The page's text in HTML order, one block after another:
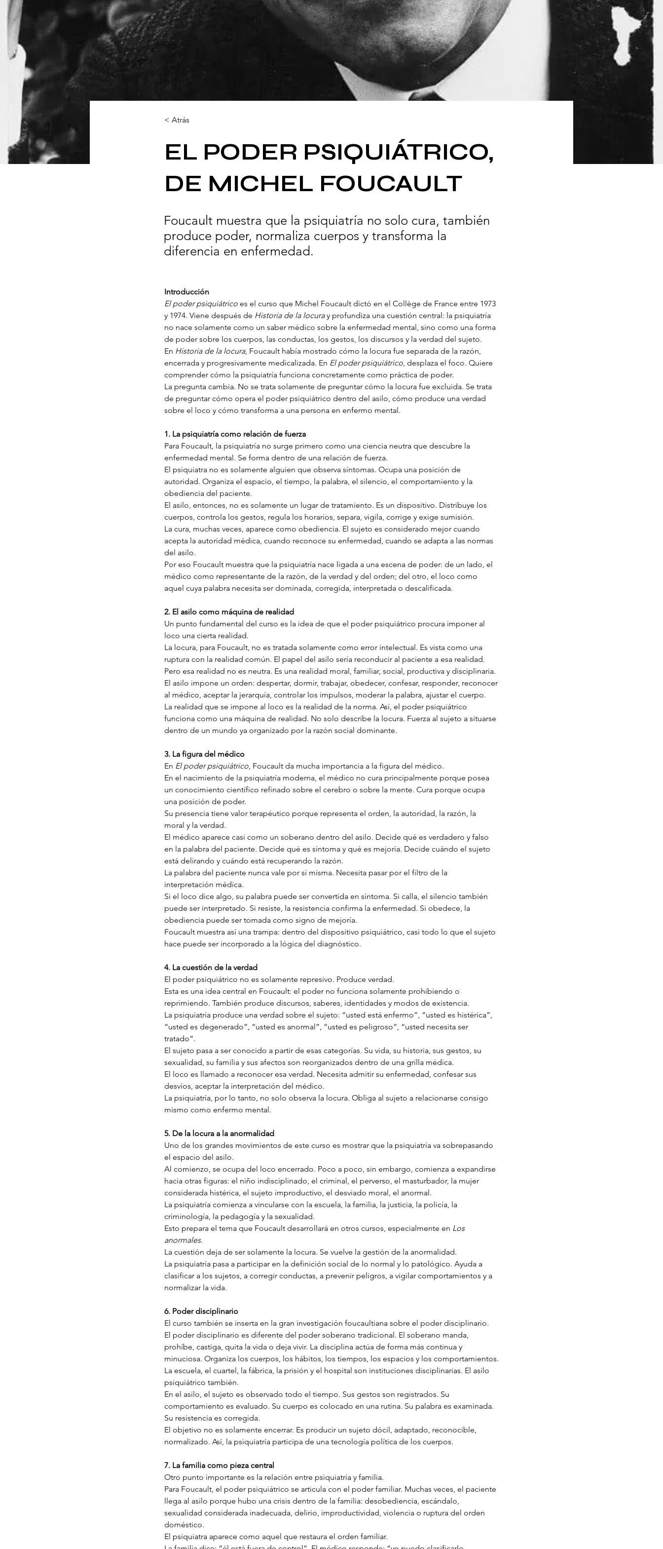
< Atrás
EL PODER PSIQUIÁTRICO,
DE MICHEL FOUCAULT
Foucault muestra que la psiquiatría no solo cura, también
produce poder, normaliza cuerpos y transforma la
diferencia en enfermedad.
Introducción
El poder psiquiátrico es el curso que Michel Foucault dictó en el Collège de France entre 1973
y 1974. Viene después de Historia de la locura y profundiza una cuestión central: la psiquiatría
no nace solamente como un saber médico sobre la enfermedad mental, sino como una forma
de poder sobre los cuerpos, las conductas, los gestos, los discursos y la verdad del sujeto.
En Historia de la locura, Foucault había mostrado cómo la locura fue separada de la razón,
encerrada y progresivamente medicalizada. En El poder psiquiátrico, desplaza el foco. Quiere
comprender cómo la psiquiatría funciona concretamente como práctica de poder.
La pregunta cambia. No se trata solamente de preguntar cómo la locura fue excluida. Se trata
de preguntar cómo opera el poder psiquiátrico dentro del asilo, cómo produce una verdad
sobre el loco y cómo transforma a una persona en enfermo mental.
1. La psiquiatría como relación de fuerza
Para Foucault, la psiquiatría no surge primero como una ciencia neutra que descubre la
enfermedad mental. Se forma dentro de una relación de fuerza.
El psiquiatra no es solamente alguien que observa síntomas. Ocupa una posición de
autoridad. Organiza el espacio, el tiempo, la palabra, el silencio, el comportamiento y la
obediencia del paciente.
El asilo, entonces, no es solamente un lugar de tratamiento. Es un dispositivo. Distribuye los
cuerpos, controla los gestos, regula los horarios, separa, vigila, corrige y exige sumisión.
La cura, muchas veces, aparece como obediencia. El sujeto es considerado mejor cuando
acepta la autoridad médica, cuando reconoce su enfermedad, cuando se adapta a las normas
del asilo.
Por eso Foucault muestra que la psiquiatría nace ligada a una escena de poder: de un lado, el
médico como representante de la razón, de la verdad y del orden; del otro, el loco como
aquel cuya palabra necesita ser dominada, corregida, interpretada o descalificada.
2. El asilo como máquina de realidad
Un punto fundamental del curso es la idea de que el poder psiquiátrico procura imponer al
loco una cierta realidad.
La locura, para Foucault, no es tratada solamente como error intelectual. Es vista como una
ruptura con la realidad común. El papel del asilo sería reconducir al paciente a esa realidad.
Pero esa realidad no es neutra. Es una realidad moral, familiar, social, productiva y disciplinaria.
El asilo impone un orden: despertar, dormir, trabajar, obedecer, confesar, responder, reconocer
al médico, aceptar la jerarquía, controlar los impulsos, moderar la palabra, ajustar el cuerpo.
La realidad que se impone al loco es la realidad de la norma. Así, el poder psiquiátrico
funciona como una máquina de realidad. No solo describe la locura. Fuerza al sujeto a situarse
dentro de un mundo ya organizado por la razón social dominante.
3. La figura del médico
En El poder psiquiátrico, Foucault da mucha importancia a la figura del médico.
En el nacimiento de la psiquiatría moderna, el médico no cura principalmente porque posea
un conocimiento científico refinado sobre el cerebro o sobre la mente. Cura porque ocupa
una posición de poder.
Su presencia tiene valor terapéutico porque representa el orden, la autoridad, la razón, la
moral y la verdad.
El médico aparece casi como un soberano dentro del asilo. Decide qué es verdadero y falso
en la palabra del paciente. Decide qué es síntoma y qué es mejoría. Decide cuándo el sujeto
está delirando y cuándo está recuperando la razón.
La palabra del paciente nunca vale por sí misma. Necesita pasar por el filtro de la
interpretación médica.
Si el loco dice algo, su palabra puede ser convertida en síntoma. Si calla, el silencio también
puede ser interpretado. Si resiste, la resistencia confirma la enfermedad. Si obedece, la
obediencia puede ser tomada como signo de mejoría.
Foucault muestra así una trampa: dentro del dispositivo psiquiátrico, casi todo lo que el sujeto
hace puede ser incorporado a la lógica del diagnóstico.
4. La cuestión de la verdad
El poder psiquiátrico no es solamente represivo. Produce verdad.
Esta es una idea central en Foucault: el poder no funciona solamente prohibiendo o
reprimiendo. También produce discursos, saberes, identidades y modos de existencia.
La psiquiatría produce una verdad sobre el sujeto: “usted está enfermo”, “usted es histérica”,
“usted es degenerado”, “usted es anormal”, “usted es peligroso”, “usted necesita ser
tratado”.
El sujeto pasa a ser conocido a partir de esas categorías. Su vida, su historia, sus gestos, su
sexualidad, su familia y sus afectos son reorganizados dentro de una grilla médica.
El loco es llamado a reconocer esa verdad. Necesita admitir su enfermedad, confesar sus
desvíos, aceptar la interpretación del médico.
La psiquiatría, por lo tanto, no solo observa la locura. Obliga al sujeto a relacionarse consigo
mismo como enfermo mental.
5. De la locura a la anormalidad
Uno de los grandes movimientos de este curso es mostrar que la psiquiatría va sobrepasando
el espacio del asilo.
Al comienzo, se ocupa del loco encerrado. Poco a poco, sin embargo, comienza a expandirse
hacia otras figuras: el niño indisciplinado, el criminal, el perverso, el masturbador, la mujer
considerada histérica, el sujeto improductivo, el desviado moral, el anormal.
La psiquiatría comienza a vincularse con la escuela, la familia, la justicia, la policía, la
criminología, la pedagogía y la sexualidad.
Esto prepara el tema que Foucault desarrollará en otros cursos, especialmente en Los
anormales.
La cuestión deja de ser solamente la locura. Se vuelve la gestión de la anormalidad.
La psiquiatría pasa a participar en la definición social de lo normal y lo patológico. Ayuda a
clasificar a los sujetos, a corregir conductas, a prevenir peligros, a vigilar comportamientos y a
normalizar la vida.
6. Poder disciplinario
El curso también se inserta en la gran investigación foucaultiana sobre el poder disciplinario.
El poder disciplinario es diferente del poder soberano tradicional. El soberano manda,
prohíbe, castiga, quita la vida o deja vivir. La disciplina actúa de forma más continua y
minuciosa. Organiza los cuerpos, los hábitos, los tiempos, los espacios y los comportamientos.
La escuela, el cuartel, la fábrica, la prisión y el hospital son instituciones disciplinarias. El asilo
psiquiátrico también.
En el asilo, el sujeto es observado todo el tiempo. Sus gestos son registrados. Su
comportamiento es evaluado. Su cuerpo es colocado en una rutina. Su palabra es examinada.
Su resistencia es corregida.
El objetivo no es solamente encerrar. Es producir un sujeto dócil, adaptado, reconocible,
normalizado. Así, la psiquiatría participa de una tecnología política de los cuerpos.
7. La familia como pieza central
Otro punto importante es la relación entre psiquiatría y familia.
Para Foucault, el poder psiquiátrico se articula con el poder familiar. Muchas veces, el paciente
llega al asilo porque hubo una crisis dentro de la familia: desobediencia, escándalo,
sexualidad considerada inadecuada, delirio, improductividad, violencia o ruptura del orden
doméstico.
El psiquiatra aparece como aquel que restaura el orden familiar.